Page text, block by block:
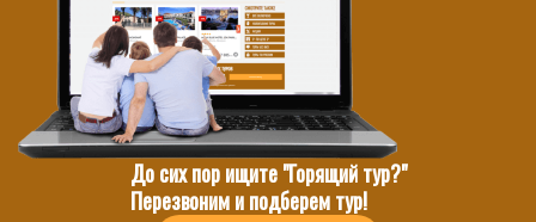
До сих пор ищите "Горящий тур?"
Перезвоним и подберем тур!